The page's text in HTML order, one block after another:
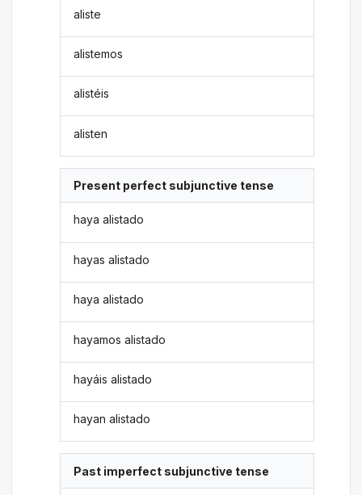
aliste
alistemos
alistéis
alisten
Present perfect subjunctive tense
haya alistado
hayas alistado
haya alistado
hayamos alistado
hayáis alistado
hayan alistado
Past imperfect subjunctive tense